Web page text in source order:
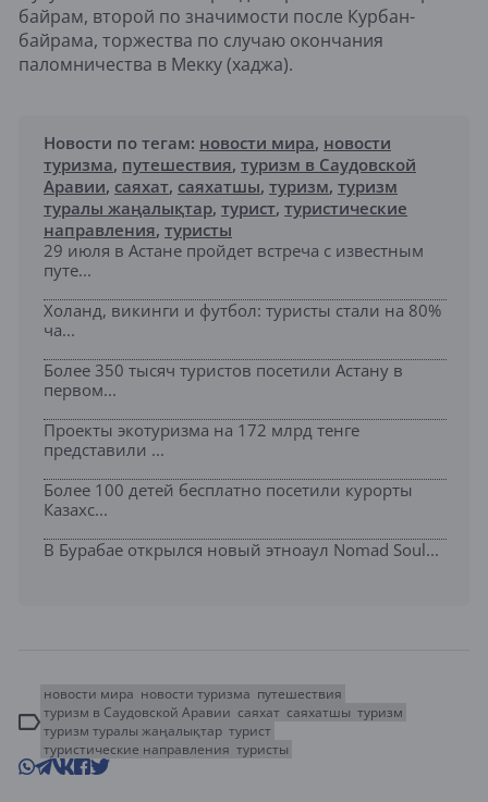
байрам, второй по значимости после Курбан-
байрама, торжества по случаю окончания
паломничества в Мекку (хаджа).
Новости по тегам: новости мира, новости
туризма, путешествия, туризм в Саудовской
Аравии, саяхат, саяхатшы, туризм, туризм
туралы жаңалықтар, турист, туристические
направления, туристы
29 июля в Астане пройдет встреча с известным
путе...
Холанд, викинги и футбол: туристы стали на 80%
ча...
Более 350 тысяч туристов посетили Астану в
первом...
Проекты экотуризма на 172 млрд тенге
представили ...
Более 100 детей бесплатно посетили курорты
Казахс...
В Бурабае открылся новый этноаул Nomad Soul...
новости мира новости туризма путешествия
туризм в Саудовской Аравии саяхат саяхатшы туризм
туризм туралы жаңалықтар турист
туристические направления туристы